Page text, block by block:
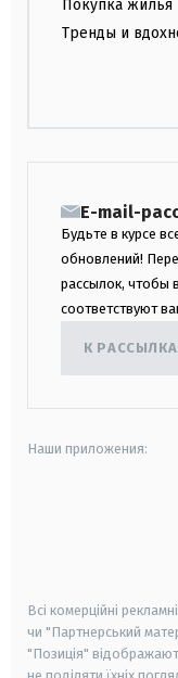
Покупка жилья
Тренды и
E-mail-
Будьте в курсе
обновлений!
рассылок, чтобы
соответствуют
К
Наши приложения:
Всі комерційні
чи "Партнерський
"Позиція"